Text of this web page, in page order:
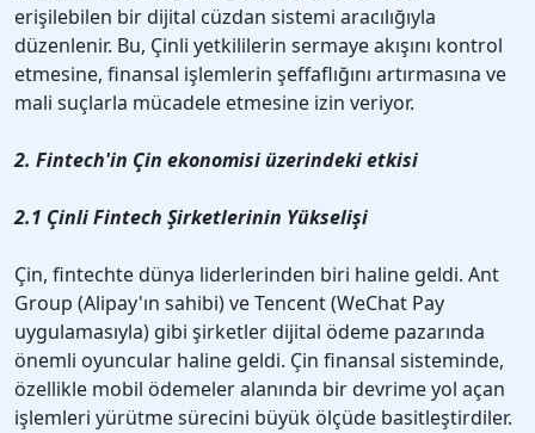
erişilebilen bir dijital cüzdan sistemi aracılığıyla
düzenlenir. Bu, Çinli yetkililerin sermaye akışını kontrol
etmesine, finansal işlemlerin şeffaflığını artırmasına ve
mali suçlarla mücadele etmesine izin veriyor.
2. Fintech'in Çin ekonomisi üzerindeki etkisi
2.1 Çinli Fintech Şirketlerinin Yükselişi
Çin, fintechte dünya liderlerinden biri haline geldi. Ant
Group (Alipay'ın sahibi) ve Tencent (WeChat Pay
uygulamasıyla) gibi şirketler dijital ödeme pazarında
önemli oyuncular haline geldi. Çin finansal sisteminde,
özellikle mobil ödemeler alanında bir devrime yol açan
işlemleri yürütme sürecini büyük ölçüde basitleştirdiler.